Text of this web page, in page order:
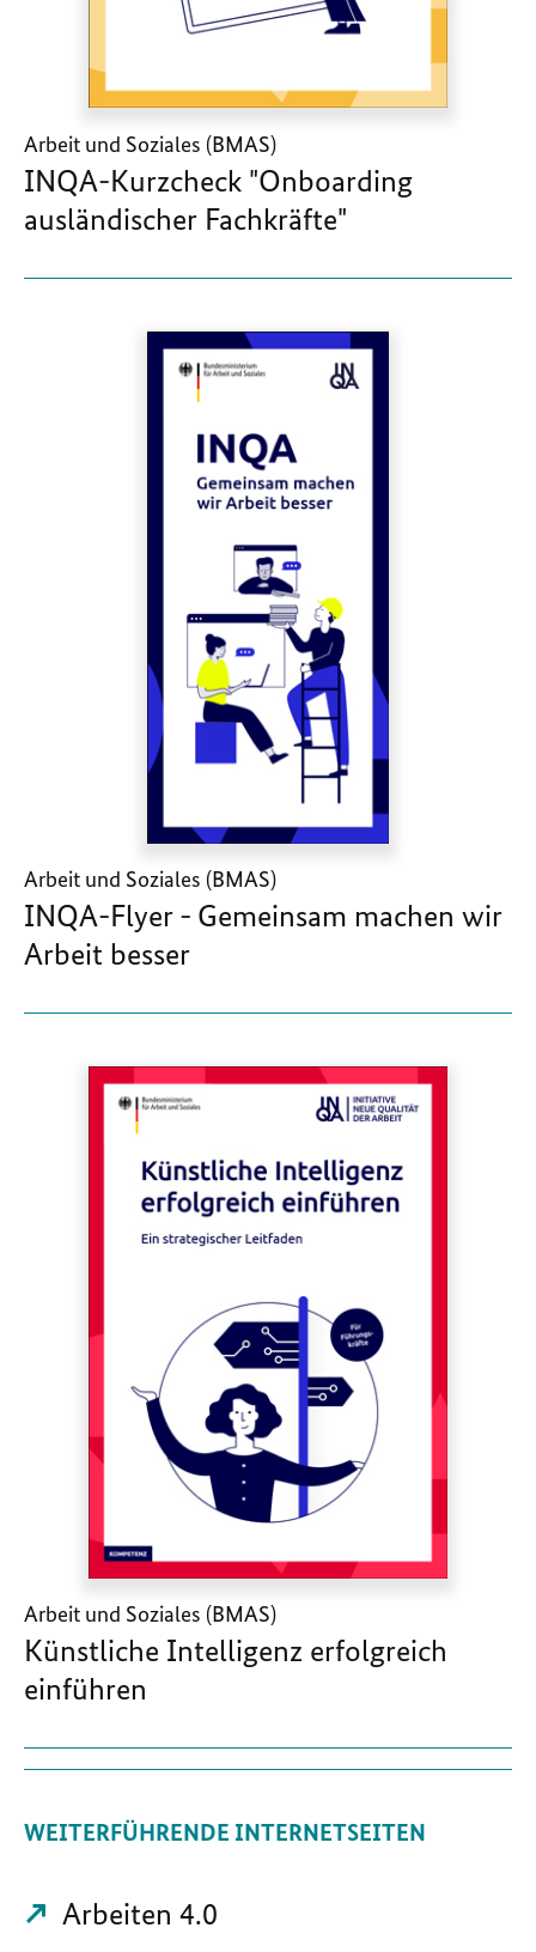
Arbeit und Soziales (BMAS)
INQA-Kurzcheck "Onboarding
ausländischer Fachkräfte"
Arbeit und Soziales (BMAS)
INQA-Flyer - Gemeinsam machen wir
Arbeit besser
Arbeit und Soziales (BMAS)
Künstliche Intelligenz erfolgreich
einführen
WEITERFÜHRENDE INTERNETSEITEN
Arbeiten 4.0